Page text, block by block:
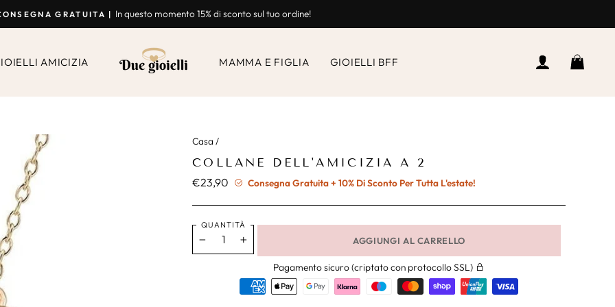
Break
GRATUITA | In questo momento 15% di sconto sul tuo ordine!
AMICIZIA MAMMA E FIGLIA GIOIELLI BFF ACCEDI
Casa /
COLLANE DELL'AMICIZIA A 2
€23,90 Prezzo
Consegna Gratuita + 10% Di Sconto Per Tutta L'estate!
QUANTITÀ
AGGIUNGI AL CARRELLO
Pagamento sicuro (criptato con protocollo SSL)